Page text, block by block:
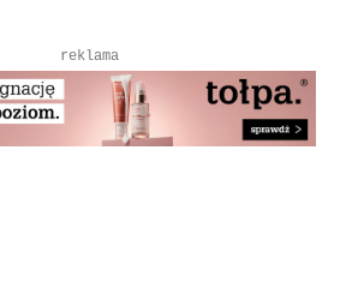
reklama